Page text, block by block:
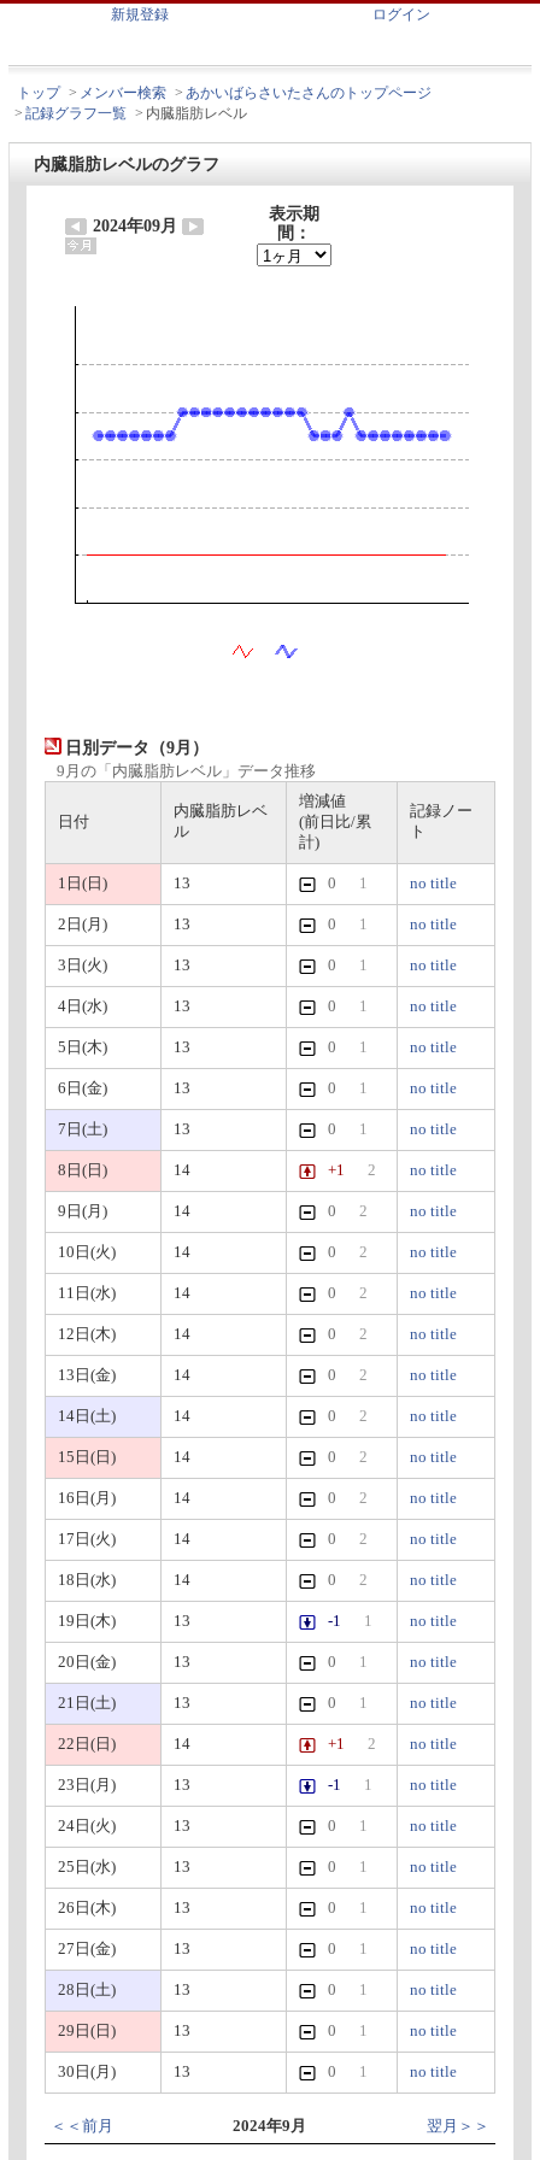
新規登録 ログイン
トップ > メンバー検索 > あかいばらさいたさんのトップページ
> 記録グラフ一覧 > 内臓脂肪レベル
内臓脂肪レベルのグラフ
2024年09月
表示期
間：
日別データ（9月）
9月の「内臓脂肪レベル」データ推移
日付
内臓脂肪レベ
ル
増減値
(前日比/累
計)
記録ノー
ト
1日(日) 13 0 1 no title
2日(月) 13 0 1 no title
3日(火) 13 0 1 no title
4日(水) 13 0 1 no title
5日(木) 13 0 1 no title
6日(金) 13 0 1 no title
7日(土) 13 0 1 no title
8日(日) 14 +1 2 no title
9日(月) 14 0 2 no title
10日(火) 14 0 2 no title
11日(水) 14 0 2 no title
12日(木) 14 0 2 no title
13日(金) 14 0 2 no title
14日(土) 14 0 2 no title
15日(日) 14 0 2 no title
16日(月) 14 0 2 no title
17日(火) 14 0 2 no title
18日(水) 14 0 2 no title
19日(木) 13 -1 1 no title
20日(金) 13 0 1 no title
21日(土) 13 0 1 no title
22日(日) 14 +1 2 no title
23日(月) 13 -1 1 no title
24日(火) 13 0 1 no title
25日(水) 13 0 1 no title
26日(木) 13 0 1 no title
27日(金) 13 0 1 no title
28日(土) 13 0 1 no title
29日(日) 13 0 1 no title
30日(月) 13 0 1 no title
＜＜前月 2024年9月 翌月＞＞